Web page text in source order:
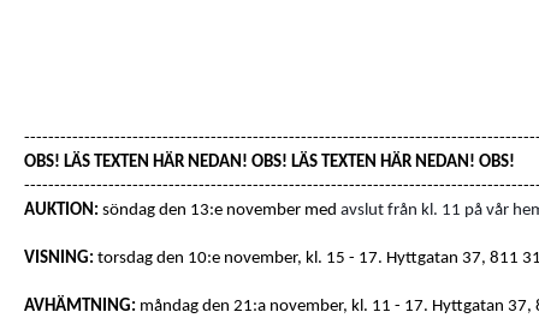
OBS! LÄS TEXTEN HÄR NEDAN! OBS! LÄS TEXTEN HÄR NEDAN! OBS!
AUKTION: söndag den 13:e november med avslut från kl. 11 på vår
VISNING: torsdag den 10:e november, kl. 15 - 17. Hyttgatan 37, 811
AVHÄMTNING: måndag den 21:a november, kl. 11 - 17. Hyttgatan 37,